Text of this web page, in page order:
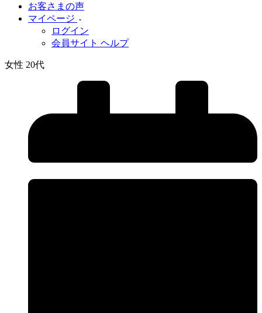
お客さまの声
マイページ
ログイン
会員サイト ヘルプ
女性 20代